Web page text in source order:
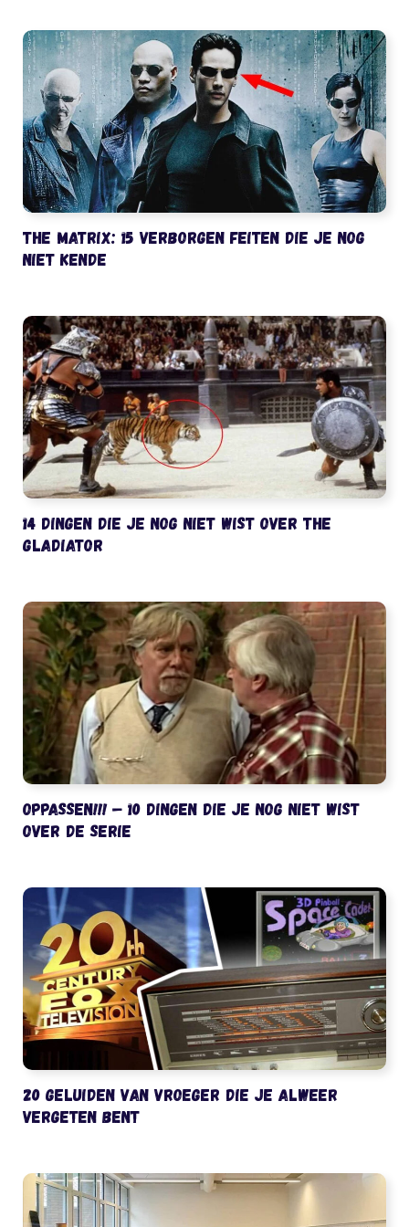
The Matrix: 15 verborgen feiten die je nog
niet kende
14 dingen die je nog niet wist over The
Gladiator
Oppassen!!! – 10 dingen die je nog niet wist
over de serie
20 geluiden van vroeger die je alweer
vergeten bent